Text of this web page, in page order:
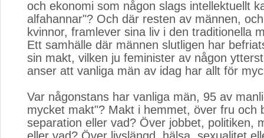
och ekonomi som någon slags intellektuellt
alfahannar"? Och där resten av männen,
kvinnor, framlever sina liv i den traditionella
Ett samhälle där männen slutligen har
sin makt, vilken ju feminister av någon
anser att vanliga män av idag har allt för
Var någonstans har vanliga män, 95 av
mycket makt"? Makt i hemmet, över fru och
separation eller vad? Över jobbet, politiken,